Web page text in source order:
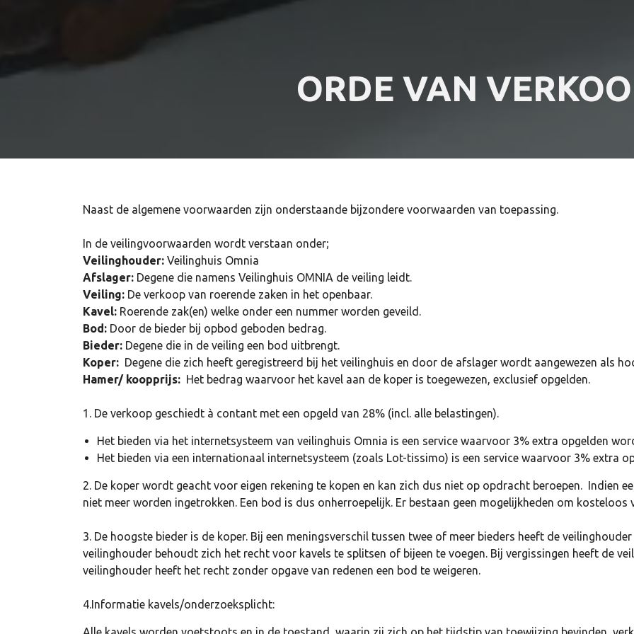
ORDE VAN
Naast de algemene voorwaarden zijn onderstaande bijzondere voorwaarden van toepassing.
In de veilingvoorwaarden wordt verstaan onder;
Veilinghouder: Veilinghuis Omnia
Afslager: Degene die namens Veilinghuis OMNIA de veiling leidt.
Veiling: De verkoop van roerende zaken in het openbaar.
Kavel: Roerende zak(en) welke onder een nummer worden geveild.
Bod: Door de bieder bij opbod geboden bedrag.
Bieder: Degene die in de veiling een bod uitbrengt.
Koper: Degene die zich heeft geregistreerd bij het veilinghuis en door de afslager wordt aangewezen als
Hamer/ koopprijs: Het bedrag waarvoor het kavel aan de koper is toegewezen, exclusief opgelden.
1. De verkoop geschiedt à contant met een opgeld van 28% (incl. alle belastingen).
Het bieden via het internetsysteem van veilinghuis Omnia is een service waarvoor 3% extra opgelden
Het bieden via een internationaal internetsysteem (zoals Lot-tissimo) is een service waarvoor 3% extra
2. De koper wordt geacht voor eigen rekening te kopen en kan zich dus niet op opdracht beroepen. Indien
niet meer worden ingetrokken. Een bod is dus onherroepelijk. Er bestaan geen mogelijkheden om kosteloos
3. De hoogste bieder is de koper. Bij een meningsverschil tussen twee of meer bieders heeft de
veilinghouder behoudt zich het recht voor kavels te splitsen of bijeen te voegen. Bij vergissingen heeft de
veilinghouder heeft het recht zonder opgave van redenen een bod te weigeren.
4.Informatie kavels/onderzoeksplicht: